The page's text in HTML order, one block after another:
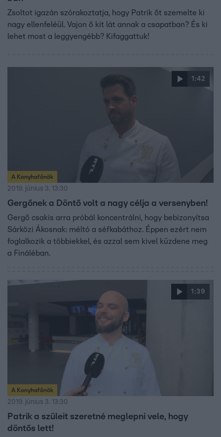
Zsoltot igazán szórakoztatja, hogy Patrik őt szemelte ki
nagy ellenfeléül. Vajon ő kit lát annak a csapatban? És ki
lehet most a leggyengébb? Kifaggattuk!
1:42
A Konyhafőnök
2019. június 3. 13:30
Gergőnek a Döntő volt a nagy célja a versenyben!
Gergő csakis arra próbál koncentrálni, hogy bebizonyítsa
Sárközi Ákosnak: méltó a séfkabáthoz. Éppen ezért nem
foglalkozik a többiekkel, és azzal sem kivel küzdene meg
a Fináléban.
1:39
A Konyhafőnök
2019. június 3. 13:30
Patrik a szüleit szeretné meglepni vele, hogy
döntős lett!